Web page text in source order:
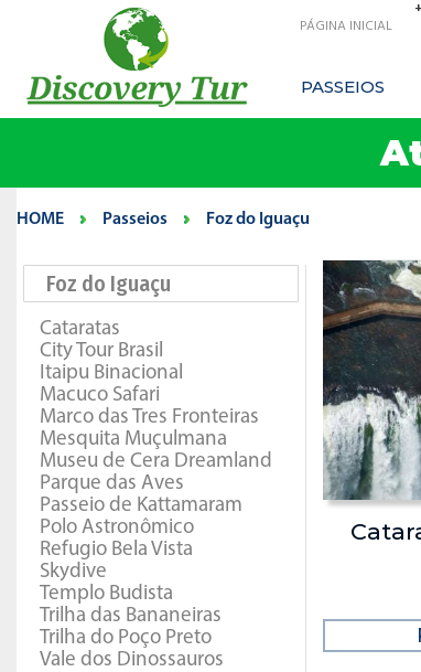
PÁGINA INICIAL
PASSEIOS
HOME Passeios Foz do Iguaçu
Foz do Iguaçu
Cataratas
City Tour Brasil
Itaipu Binacional
Macuco Safari
Marco das Tres Fronteiras
Mesquita Muçulmana
Museu de Cera Dreamland
Parque das Aves
Passeio de Kattamaram
Polo Astronômico
Refugio Bela Vista
Skydive
Templo Budista
Trilha das Bananeiras
Trilha do Poço Preto
Vale dos Dinossauros